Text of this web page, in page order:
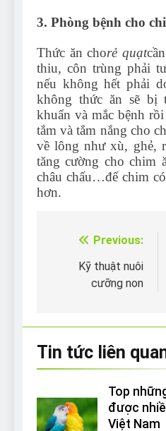
3. Phòng bệnh cho
Thức ăn chorẻ quạt
thiu, côn trùng phải
nếu không hết phải
không thức ăn sẽ bị
khuẩn và mắc bệnh
tắm và tắm nắng cho
về lông như xù, ghẻ,
tăng cường cho chim
châu chấu…để chim
hơn.
Điều
hướng
Previous:
Kỹ thuật nuôi
cưỡng non
Tin tức liên
Top
được
Việt Nam